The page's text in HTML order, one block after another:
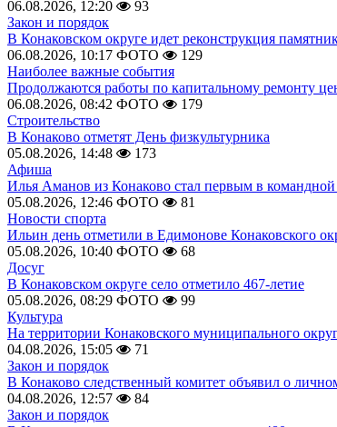
06.08.2026, 12:20
93
Закон и порядок
В Конаковском округе идет реконструкция
06.08.2026, 10:17 ФОТО
129
Наиболее важные события
Продолжаются работы по капитальному ремонту
06.08.2026, 08:42 ФОТО
179
Строительство
В Конаково отметят День физкультурника
05.08.2026, 14:48
173
Афиша
Илья Аманов из Конаково стал первым в командной
05.08.2026, 12:46 ФОТО
81
Новости спорта
Ильин день отметили в Едимонове Конаковского
05.08.2026, 10:40 ФОТО
68
Досуг
В Конаковском округе село отметило 467-летие
05.08.2026, 08:29 ФОТО
99
Культура
На территории Конаковского муниципального
04.08.2026, 15:05
71
Закон и порядок
В Конаково следственный комитет объявил о
04.08.2026, 12:57
84
Закон и порядок